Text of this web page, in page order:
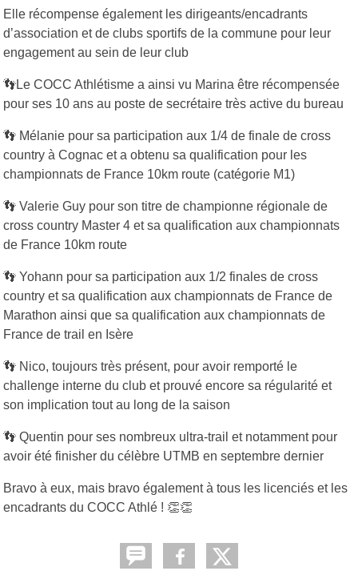
Elle récompense également les dirigeants/encadrants
d’association et de clubs sportifs de la commune pour leur
engagement au sein de leur club
👣Le COCC Athlétisme a ainsi vu Marina être récompensée
pour ses 10 ans au poste de secrétaire très active du bureau
👣 Mélanie pour sa participation aux 1/4 de finale de cross
country à Cognac et a obtenu sa qualification pour les
championnats de France 10km route (catégorie M1)
👣 Valerie Guy pour son titre de championne régionale de
cross country Master 4 et sa qualification aux championnats
de France 10km route
👣 Yohann pour sa participation aux 1/2 finales de cross
country et sa qualification aux championnats de France de
Marathon ainsi que sa qualification aux championnats de
France de trail en Isère
👣 Nico, toujours très présent, pour avoir remporté le
challenge interne du club et prouvé encore sa régularité et
son implication tout au long de la saison
👣 Quentin pour ses nombreux ultra-trail et notamment pour
avoir été finisher du célèbre UTMB en septembre dernier
Bravo à eux, mais bravo également à tous les licenciés et les
encadrants du COCC Athlé ! 👏👏